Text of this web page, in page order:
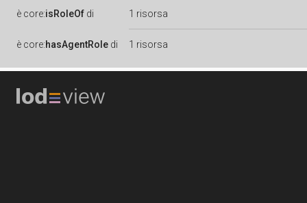
è core:isRoleOf di 1 risorsa
è core:hasAgentRole di 1 risorsa